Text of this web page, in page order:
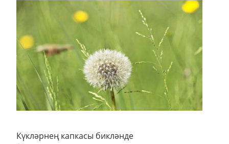
Күкләрнең капкасы бикләнде